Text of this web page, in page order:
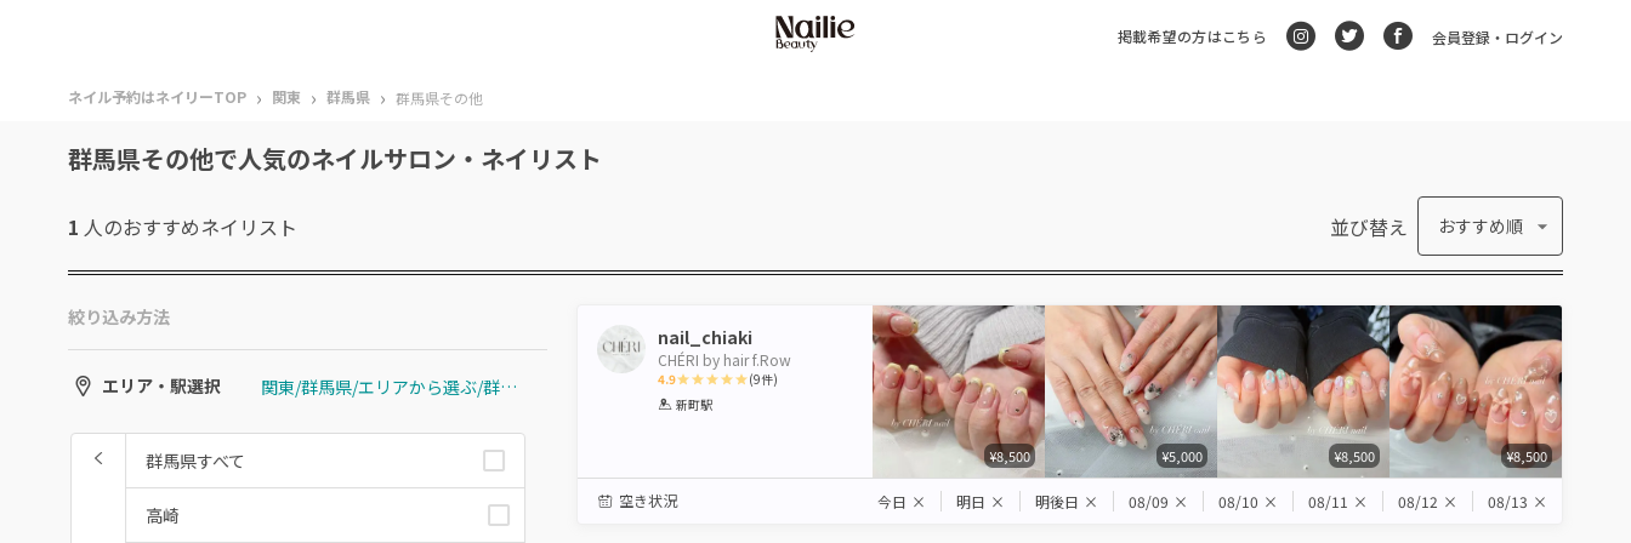
掲載希望の方はこちら 会員登録・ログイン
ネイル予約はネイリーTOP › 関東 › 群馬県 › 群馬県その他
群馬県その他で人気のネイルサロン・ネイリスト
1 人のおすすめネイリスト 並び替え おすすめ順
絞り込み方法
エリア・駅選択 関東/群馬県/エリアから選ぶ/群馬県その他
群馬県すべて
高崎
nail_chiaki
CHÉRI by hair f.Row
4.9
1 2 3
(9件)
新町駅
¥8,500 ¥5,000 ¥8,500 ¥8,500
空き状況 今日 × 明日 × 明後日 × 08/09 × 08/10 × 08/11 × 08/12 × 08/13 ×